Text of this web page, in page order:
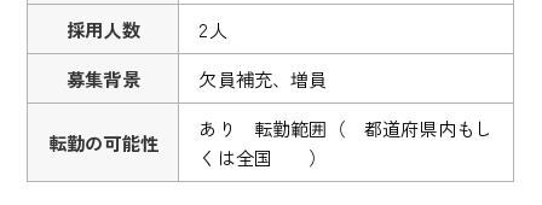
採用人数
2人
募集背景
欠員補充、増員
転勤の可能性
あり 転勤範囲（ 都道府県内もし
くは全国 ）